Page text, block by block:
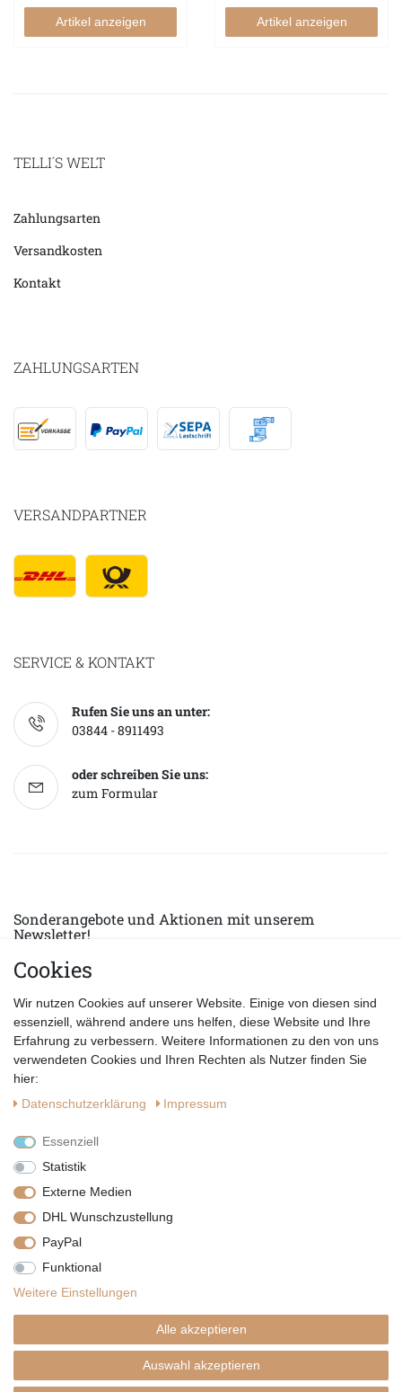
Artikel anzeigen Artikel anzeigen
TELLI´S WELT
Zahlungsarten
Versandkosten
Kontakt
ZAHLUNGSARTEN
VERSANDPARTNER
SERVICE & KONTAKT
Rufen Sie uns an unter:
03844 - 8911493
oder schreiben Sie uns:
zum Formular
Sonderangebote und Aktionen mit unserem
Newsletter!
E-MAIL *
Datenschutzerklärung
Vertrag widerrufen
Copyright by Telli´s Welt
SHOPDESIGN BYPLENTYNOW
Cookies
Wir nutzen Cookies auf unserer Website. Einige von diesen sind
essenziell, während andere uns helfen, diese Website und Ihre
Erfahrung zu verbessern. Weitere Informationen zu den von uns
verwendeten Cookies und Ihren Rechten als Nutzer finden Sie
hier:
Daten­schutz­erklärung
Impressum
Essenziell
Statistik
Externe Medien
DHL Wunschzustellung
PayPal
Funktional
Weitere Einstellungen
Alle akzeptieren
Auswahl akzeptieren